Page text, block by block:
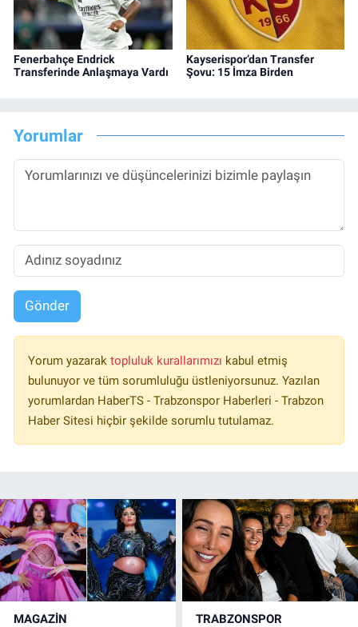
Fenerbahçe Endrick
Transferinde Anlaşmaya Vardı
Kayserispor’dan Transfer
Şovu: 15 İmza Birden
Yorumlar
Gönder
Yorum yazarak topluluk kurallarımızı kabul etmiş
bulunuyor ve tüm sorumluluğu üstleniyorsunuz. Yazılan
yorumlardan HaberTS - Trabzonspor Haberleri - Trabzon
Haber Sitesi hiçbir şekilde sorumlu tutulamaz.
MAGAZİN TRABZONSPOR